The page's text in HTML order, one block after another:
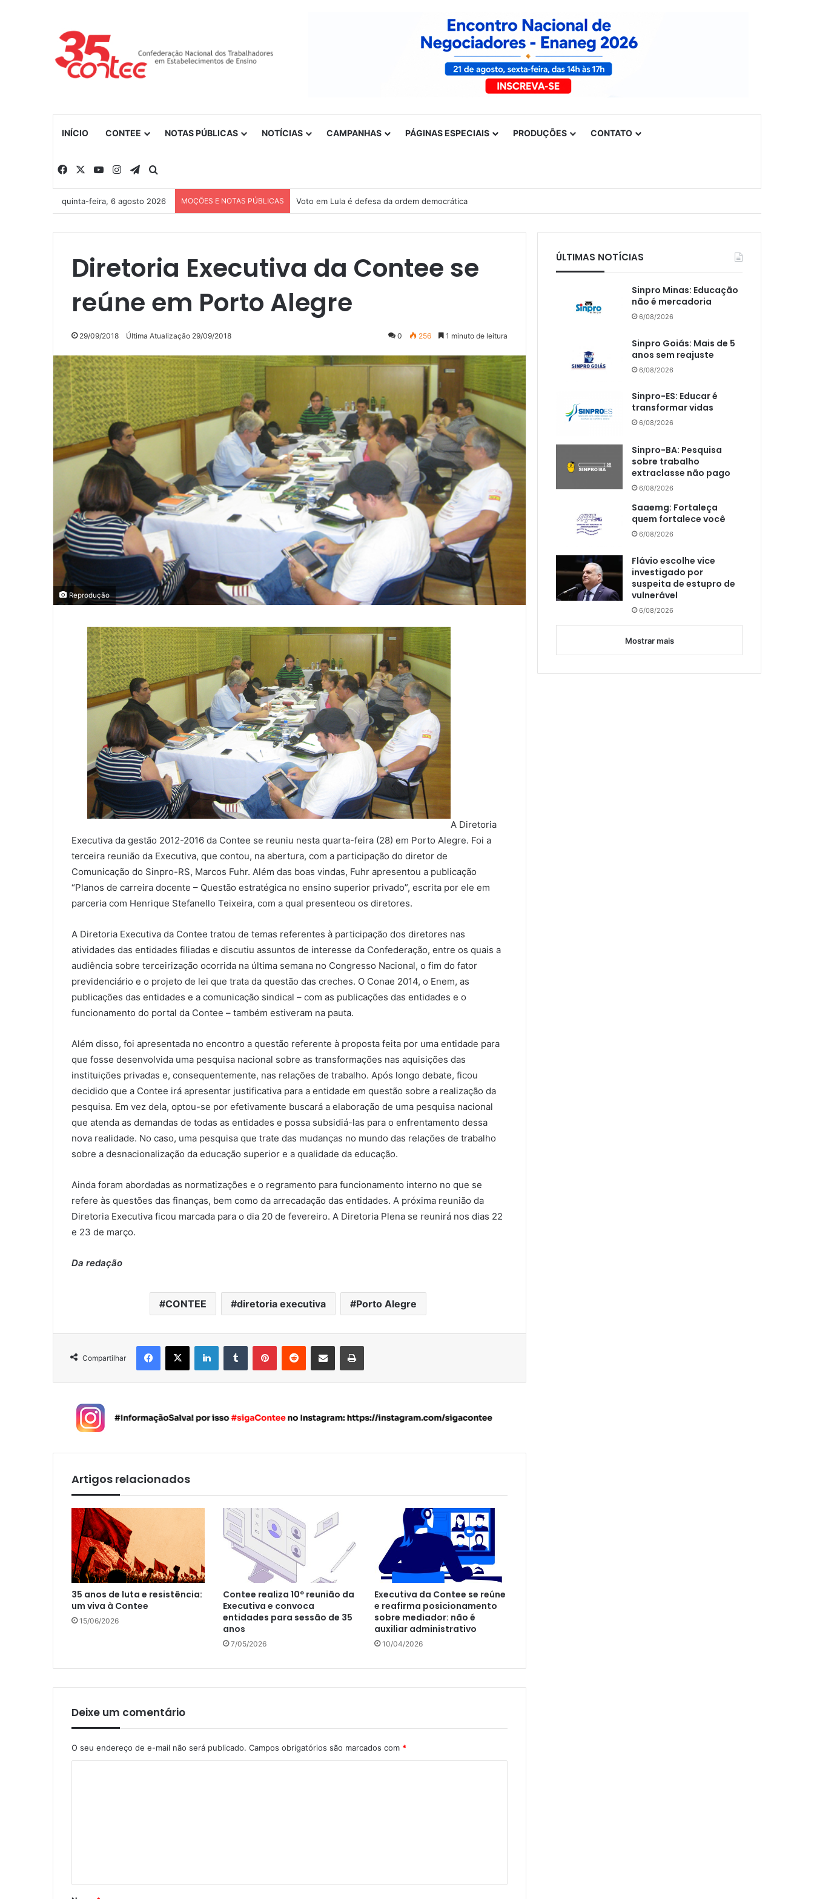
INÍCIO CONTEE NOTAS PÚBLICAS NOTÍCIAS CAMPANHAS PÁGINAS ESPECIAIS PRODUÇÕES CONTATO
Facebook YouTubeInstagramTelegram
quinta-feira, 6 agosto 2026 MOÇÕES E NOTAS PÚBLICAS Voto em Lula é defesa da ordem democrática
Diretoria Executiva da Contee se
reúne em Porto Alegre
29/09/2018 Última Atualização 29/09/2018 0 256 1 minuto de leitura
Reprodução
A Diretoria
Executiva da gestão 2012-2016 da Contee se reuniu nesta quarta-feira (28) em Porto Alegre. Foi a
terceira reunião da Executiva, que contou, na abertura, com a participação do diretor de
Comunicação do Sinpro-RS, Marcos Fuhr. Além das boas vindas, Fuhr apresentou a publicação
“Planos de carreira docente – Questão estratégica no ensino superior privado”, escrita por ele em
parceria com Henrique Stefanello Teixeira, com a qual presenteou os diretores.
A Diretoria Executiva da Contee tratou de temas referentes à participação dos diretores nas
atividades das entidades filiadas e discutiu assuntos de interesse da Confederação, entre os quais a
audiência sobre terceirização ocorrida na última semana no Congresso Nacional, o fim do fator
previdenciário e o projeto de lei que trata da questão das creches. O Conae 2014, o Enem, as
publicações das entidades e a comunicação sindical – com as publicações das entidades e o
funcionamento do portal da Contee – também estiveram na pauta.
Além disso, foi apresentada no encontro a questão referente à proposta feita por uma entidade para
que fosse desenvolvida uma pesquisa nacional sobre as transformações nas aquisições das
instituições privadas e, consequentemente, nas relações de trabalho. Após longo debate, ficou
decidido que a Contee irá apresentar justificativa para a entidade em questão sobre a realização da
pesquisa. Em vez dela, optou-se por efetivamente buscará a elaboração de uma pesquisa nacional
que atenda as demandas de todas as entidades e possa subsidiá-las para o enfrentamento dessa
nova realidade. No caso, uma pesquisa que trate das mudanças no mundo das relações de trabalho
sobre a desnacionalização da educação superior e a qualidade da educação.
Ainda foram abordadas as normatizações e o regramento para funcionamento interno no que se
refere às questões das finanças, bem como da arrecadação das entidades. A próxima reunião da
Diretoria Executiva ficou marcada para o dia 20 de fevereiro. A Diretoria Plena se reunirá nos dias 22
e 23 de março.
Da redação
CONTEE diretoria executiva Porto Alegre
Compartilhar
Artigos relacionados
35 anos de luta e resistência:
um viva à Contee
15/06/2026
Contee realiza 10º reunião da
Executiva e convoca
entidades para sessão de 35
anos
7/05/2026
Executiva da Contee se reúne
e reafirma posicionamento
sobre mediador: não é
auxiliar administrativo
10/04/2026
Deixe um comentário
O seu endereço de e-mail não será publicado. Campos obrigatórios são marcados com *
r
ÚLTIMAS NOTÍCIAS
Sinpro Minas: Educação
não é mercadoria
6/08/2026
Sinpro Goiás: Mais de 5
anos sem reajuste
6/08/2026
Sinpro-ES: Educar é
transformar vidas
6/08/2026
Sinpro-BA: Pesquisa
sobre trabalho
extraclasse não pago
6/08/2026
Saaemg: Fortaleça
quem fortalece você
6/08/2026
Flávio escolhe vice
investigado por
suspeita de estupro de
vulnerável
6/08/2026
Mostrar mais